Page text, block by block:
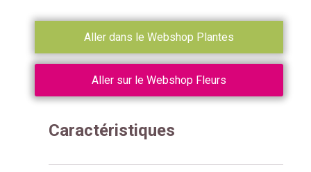
Aller dans le Webshop Plantes
Aller sur le Webshop Fleurs
Caractéristiques